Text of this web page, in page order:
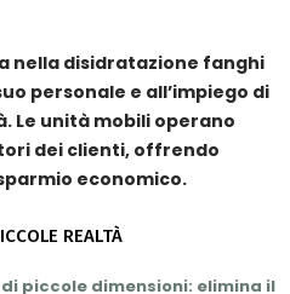
nella disidratazione fanghi
personale e all’impiego di
. Le unità mobili operano
dei clienti, offrendo
economico.
REALTÀ
piccole dimensioni: elimina il